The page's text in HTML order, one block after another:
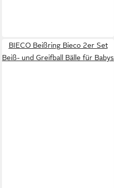
BIECO Beißring Bieco 2er Set
Beiß- und Greifball Bälle für Babys